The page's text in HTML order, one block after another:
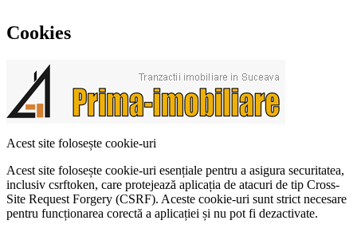
Cookies
Acest site folosește cookie-uri
Acest site folosește cookie-uri esențiale pentru a asigura securitatea,
inclusiv csrftoken, care protejează aplicația de atacuri de tip Cross-
Site Request Forgery (CSRF). Aceste cookie-uri sunt strict necesare
pentru funcționarea corectă a aplicației și nu pot fi dezactivate.